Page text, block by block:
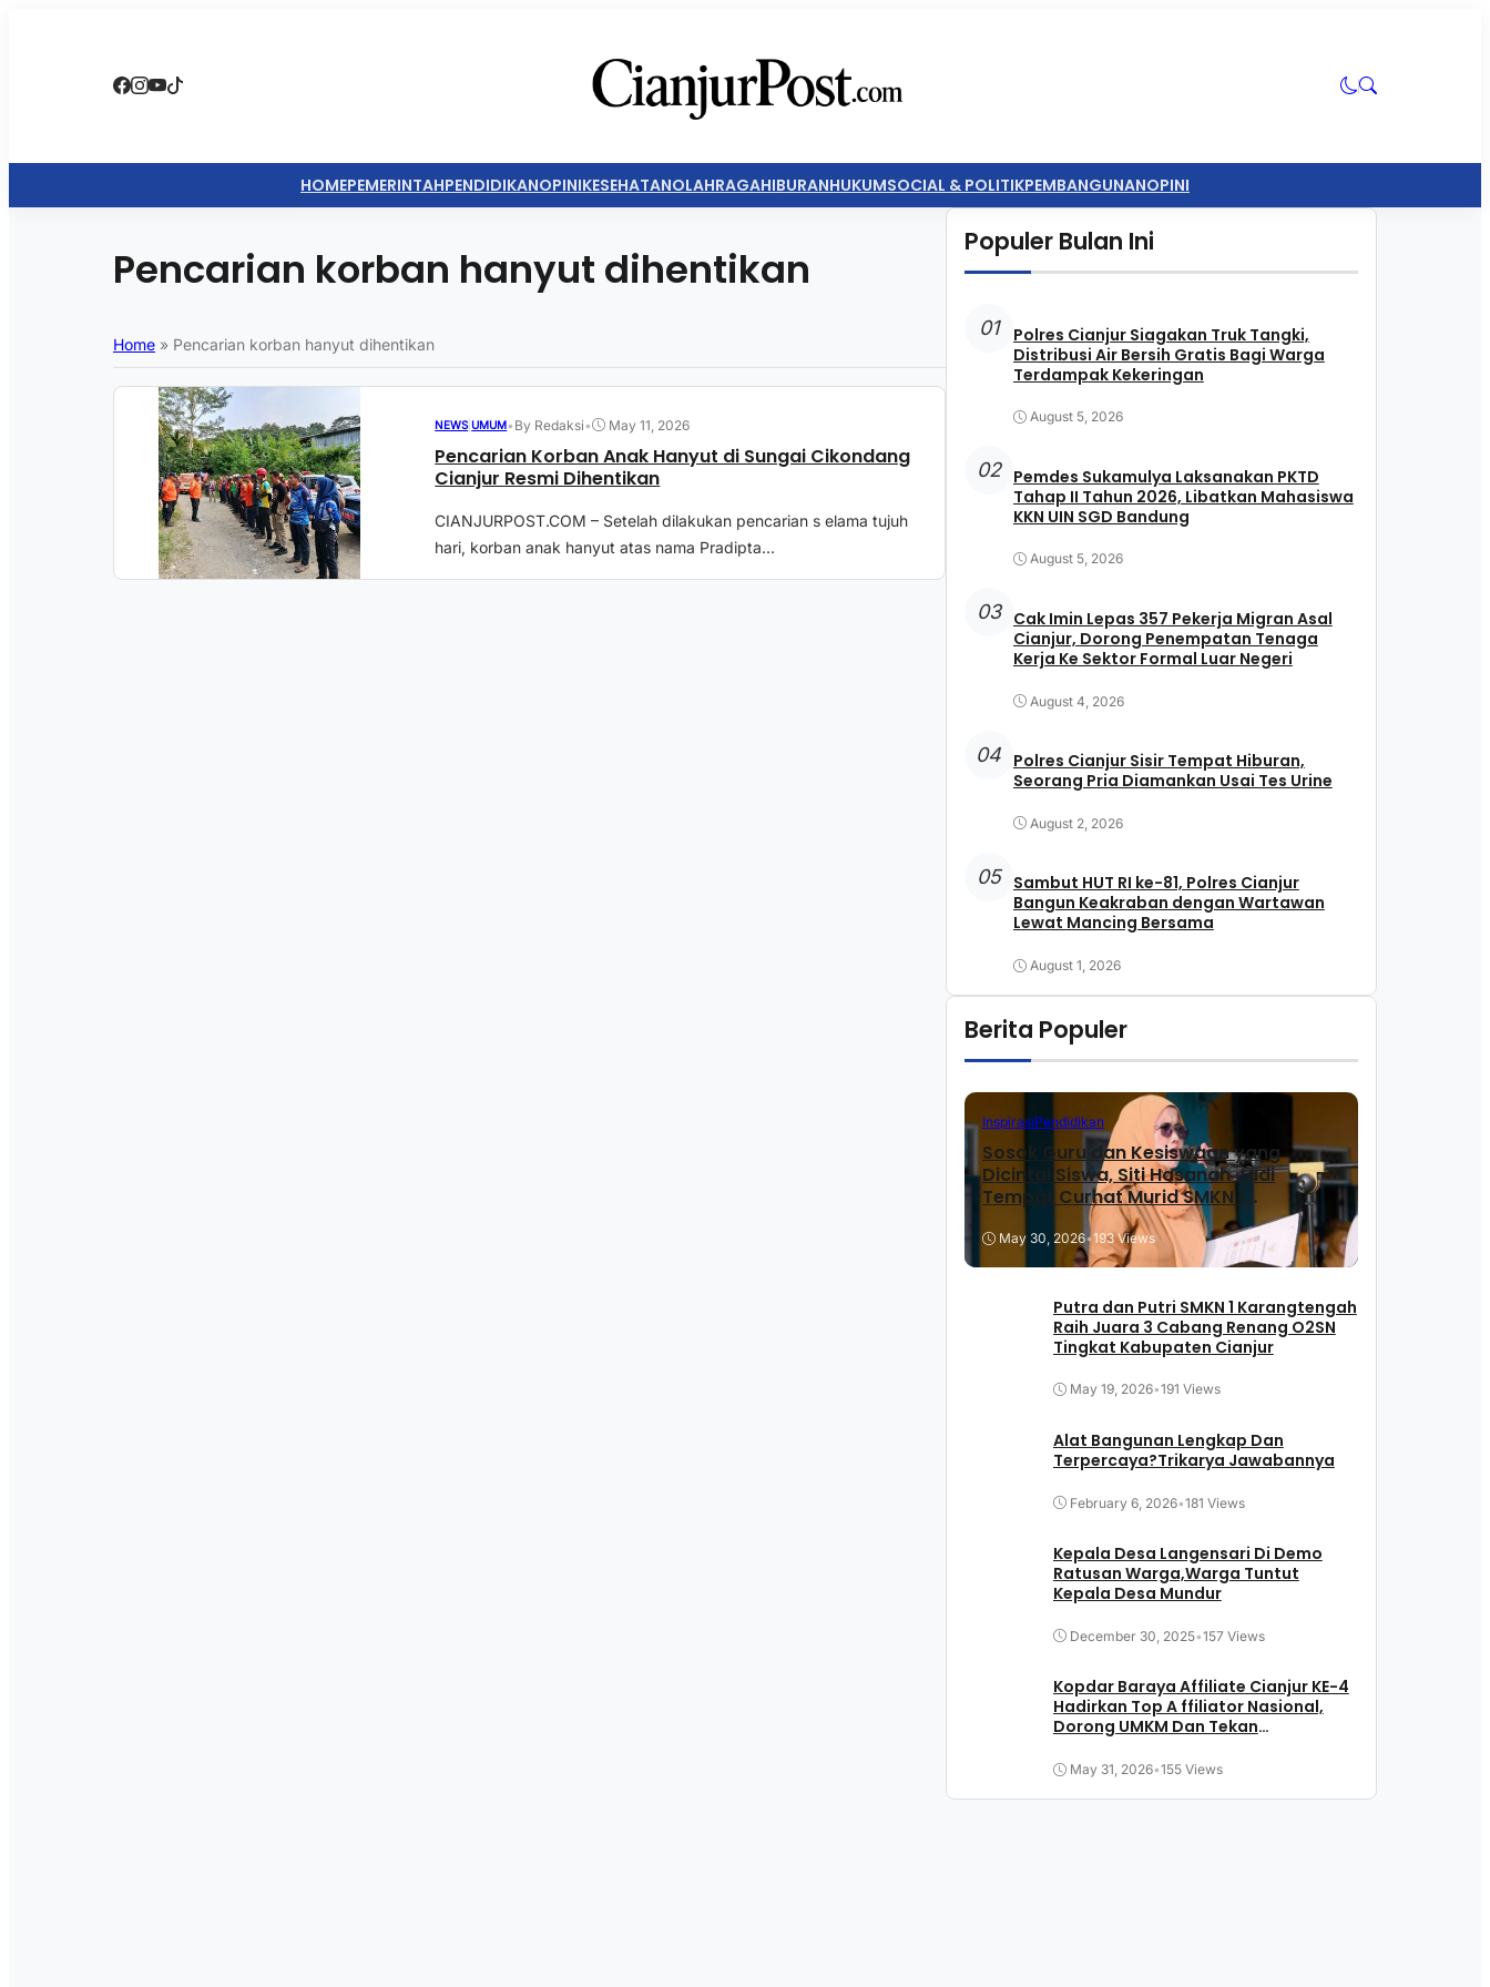
HOMEPEMERINTAHPENDIDIKANOPINIKESEHATANOLAHRAGAHIBURANHUKUMSOCIAL & POLITIKPEMBANGUNANOPINI
Pencarian korban hanyut dihentikan
Home » Pencarian korban hanyut dihentikan
NEWS|UMUM• By Redaksi• May 11, 2026
Pencarian Korban Anak Hanyut di Sungai Cikondang
Cianjur Resmi Dihentikan
CIANJURPOST.COM – Setelah dilakukan pencarian s elama tujuh
hari, korban anak hanyut atas nama Pradipta...
Populer Bulan Ini
01
Polres Cianjur Siagakan Truk Tangki,
Distribusi Air Bersih Gratis Bagi Warga
Terdampak Kekeringan
August 5, 2026
02
Pemdes Sukamulya Laksanakan PKTD
Tahap II Tahun 2026, Libatkan Mahasiswa
KKN UIN SGD Bandung
August 5, 2026
03
Cak Imin Lepas 357 Pekerja Migran Asal
Cianjur, Dorong Penempatan Tenaga
Kerja Ke Sektor Formal Luar Negeri
August 4, 2026
04 Polres Cianjur Sisir Tempat Hiburan,
Seorang Pria Diamankan Usai Tes Urine
August 2, 2026
05
Sambut HUT RI ke-81, Polres Cianjur
Bangun Keakraban dengan Wartawan
Lewat Mancing Bersama
August 1, 2026
Berita Populer
InspirasiPendidikan
Sosok Guru dan Kesiswaan yang
Dicintai Siswa, Siti Hasanah Jadi
Tempat Curhat Murid SMKN 1
Karangtengah
May 30, 2026•193 Views
Putra dan Putri SMKN 1 Karangtengah
Raih Juara 3 Cabang Renang O2SN
Tingkat Kabupaten Cianjur
May 19, 2026•191 Views
Alat Bangunan Lengkap Dan
Terpercaya?Trikarya Jawabannya
February 6, 2026•181 Views
Kepala Desa Langensari Di Demo
Ratusan Warga,Warga Tuntut
Kepala Desa Mundur
December 30, 2025•157 Views
Kopdar Baraya Affiliate Cianjur KE-4
Hadirkan Top A ffiliator Nasional,
Dorong UMKM Dan Tekan
May 31, 2026•155 Views